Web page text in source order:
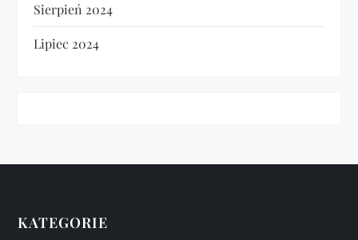
Sierpień 2024
Lipiec 2024
KATEGORIE